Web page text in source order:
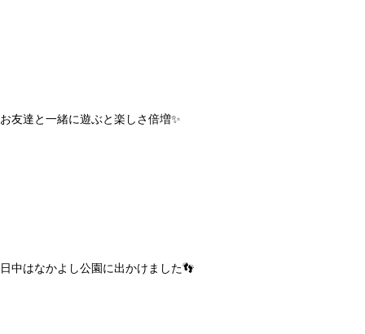
お友達と一緒に遊ぶと楽しさ倍増✨
日中はなかよし公園に出かけました👣